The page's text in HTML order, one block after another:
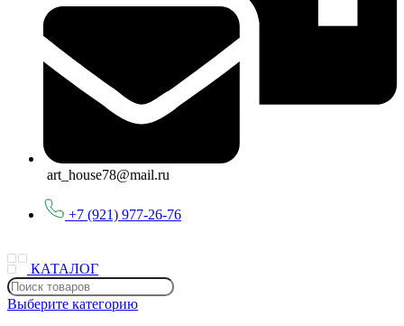
art_house78@mail.ru
+7 (921) 977-26-76
КАТАЛОГ
Выберите категорию